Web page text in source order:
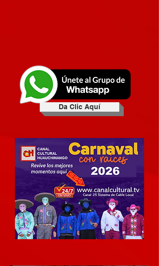
Da Clic Aquí